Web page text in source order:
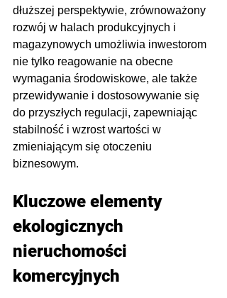
dłuższej perspektywie, zrównoważony
rozwój w halach produkcyjnych i
magazynowych umożliwia inwestorom
nie tylko reagowanie na obecne
wymagania środowiskowe, ale także
przewidywanie i dostosowywanie się
do przyszłych regulacji, zapewniając
stabilność i wzrost wartości w
zmieniającym się otoczeniu
biznesowym.
Kluczowe elementy
ekologicznych
nieruchomości
komercyjnych